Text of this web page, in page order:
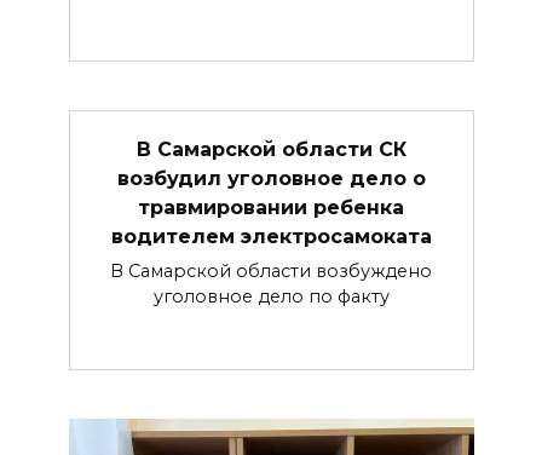
В Самарской области СК
возбудил уголовное дело о
травмировании ребенка
водителем электросамоката
В Самарской области возбуждено
уголовное дело по факту